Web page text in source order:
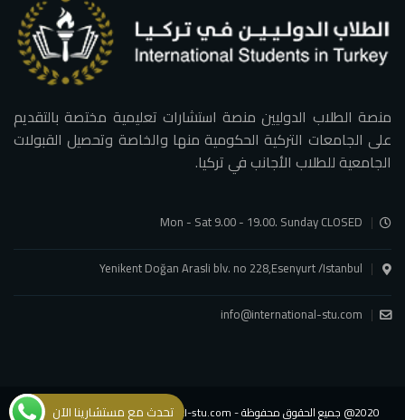
منصة الطلاب الدوليين منصة استشارات تعليمية مختصة بالتقديم
على الجامعات التركية الحكومية منها والخاصة وتحصيل القبولات
الجامعية للطلاب الأجانب في تركيا.
Mon - Sat 9.00 - 19.00. Sunday CLOSED
Yenikent Doğan Arasli blv. no 228,Esenyurt /Istanbul
info@international-stu.com
2020@ جميع الحقوق محفوظة - international-stu.com - شركة الطلاب الدوليين تحدث مع مستشارينا الآن